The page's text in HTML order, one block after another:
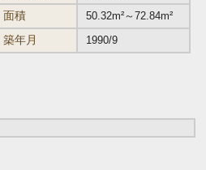
面積 50.32m²～72.84m²
築年月 1990/9